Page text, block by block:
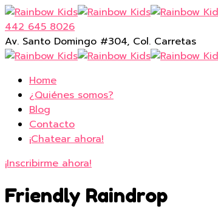
442 645 8026
Av. Santo Domingo #304, Col. Carretas
Home
¿Quiénes somos?
Blog
Contacto
¡Chatear ahora!
¡Inscribirme ahora!
Friendly Raindrop